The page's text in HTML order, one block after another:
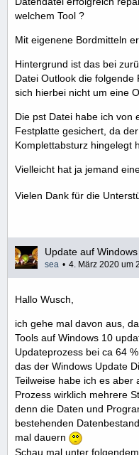
welchem Tool ?
Mit eigenene Bordmitteln
Hintergrund ist das bei
Datei Outlook die
sich hierbei nicht um eine
Die pst Datei habe ich von
Festplatte gesichert, da
Komplettabsturz hingelegt
Vielleicht hat ja jemand
Vielen Dank für die
Update auf
sea 4. März 2020 um
Hallo Wusch,
ich gehe mal davon aus,
Tools auf Windows 10
Updateprozess bei ca 64
das der Windows Update
Teilweise habe ich es aber
Prozess wirklich mehrere
denn die Daten und
bestehenden
mal dauern
Schau mal unter